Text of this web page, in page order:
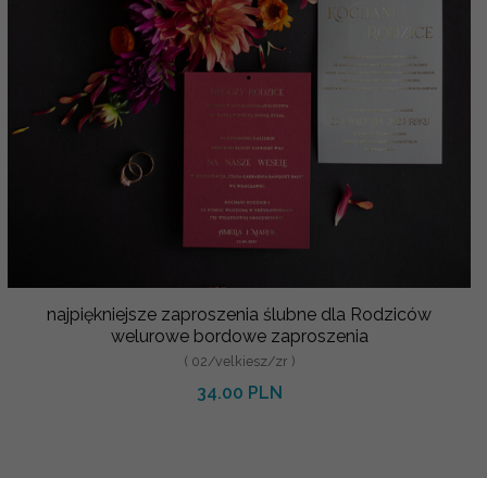
najpiękniejsze zaproszenia ślubne dla Rodziców
welurowe bordowe zaproszenia
( 02/velkiesz/zr )
34.00 PLN